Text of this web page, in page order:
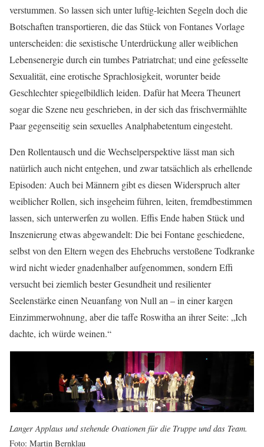
verstummen. So lassen sich unter luftig-leichten Segeln doch die
Botschaften transportieren, die das Stück von Fontanes Vorlage
unterscheiden: die sexistische Unterdrückung aller weiblichen
Lebensenergie durch ein tumbes Patriatrchat; und eine gefesselte
Sexualität, eine erotische Sprachlosigkeit, worunter beide
Geschlechter spiegelbildlich leiden. Dafür hat Meera Theunert
sogar die Szene neu geschrieben, in der sich das frischvermählte
Paar gegenseitig sein sexuelles Analphabetentum eingesteht.
Den Rollentausch und die Wechselperspektive lässt man sich
natürlich auch nicht entgehen, und zwar tatsächlich als erhellende
Episoden: Auch bei Männern gibt es diesen Widerspruch alter
weiblicher Rollen, sich insgeheim führen, leiten, fremdbestimmen
lassen, sich unterwerfen zu wollen. Effis Ende haben Stück und
Inszenierung etwas abgewandelt: Die bei Fontane geschiedene,
selbst von den Eltern wegen des Ehebruchs verstoßene Todkranke
wird nicht wieder gnadenhalber aufgenommen, sondern Effi
versucht bei ziemlich bester Gesundheit und resilienter
Seelenstärke einen Neuanfang von Null an – in einer kargen
Einzimmerwohnung, aber die taffe Roswitha an ihrer Seite: „Ich
dachte, ich würde weinen.“
Langer Applaus und stehende Ovationen für die Truppe und das Team.
Foto: Martin Bernklau